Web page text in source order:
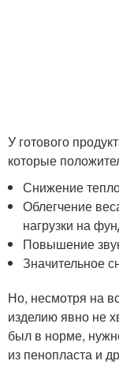
У готового
которые
Снижение
Облегчение
нагрузки на
Повышение
Значительное
Но, несмотря на
изделию явно не
был в норме,
из пенопласта и